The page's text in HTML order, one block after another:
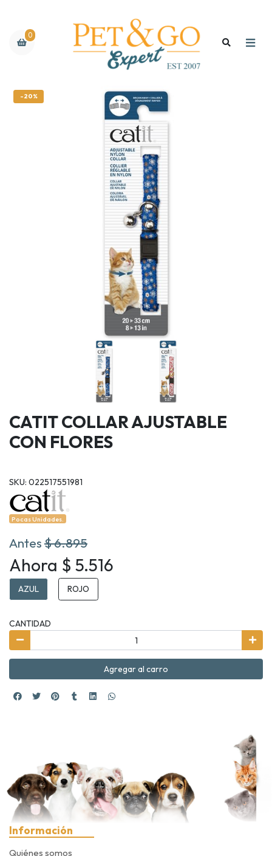
0
-20%
CATIT COLLAR AJUSTABLE
CON FLORES
SKU: 022517551981
Pocas Unidades.
Antes$ 6.895
Ahora $ 5.516
AZUL ROJO
CANTIDAD
Agregar al carro
Información
Quiénes somos